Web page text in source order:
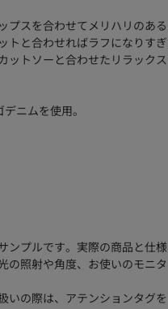
プスを合わせてメリハリのある
トと合わせればラフになりす
ットソーと合わせたリラック
ニムを使用。
ンプルです。実際の商品と仕
の照射や角度、お使いのモニ
の際は、アテンションタグを